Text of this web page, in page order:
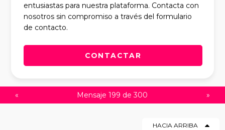
entusiastas para nuestra plataforma. Contacta con
nosotros sin compromiso a través del formulario
de contacto.
CONTACTAR
« Mensaje 199 de 300 »
HACIA ARRIBA